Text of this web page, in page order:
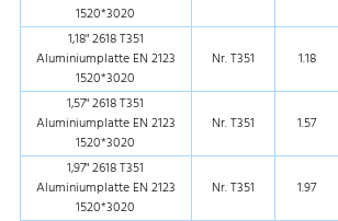
1520*3020
1,18" 2618 T351
Aluminiumplatte EN 2123
1520*3020
Nr. T351 1.18
1,57" 2618 T351
Aluminiumplatte EN 2123
1520*3020
Nr. T351 1.57
1,97" 2618 T351
Aluminiumplatte EN 2123
1520*3020
Nr. T351 1.97